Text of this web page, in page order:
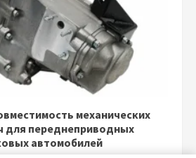
механических
для переднеприводных
автомобилей